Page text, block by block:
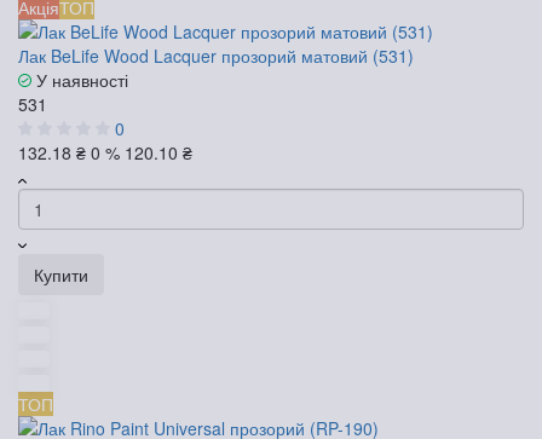
АкціяТОП
Лак BeLife Wood Lacquer прозорий матовий (531)
У наявності
531
0
132.18 ₴ 0 % 120.10 ₴
Купити
ТОП